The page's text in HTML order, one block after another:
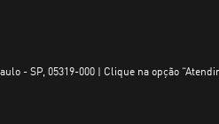
- SP, 05319-000 | Clique na opção